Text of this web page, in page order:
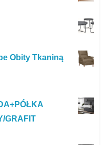
Obity Tkaniną
GRAFIT